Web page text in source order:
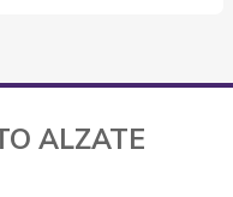
ALZATE